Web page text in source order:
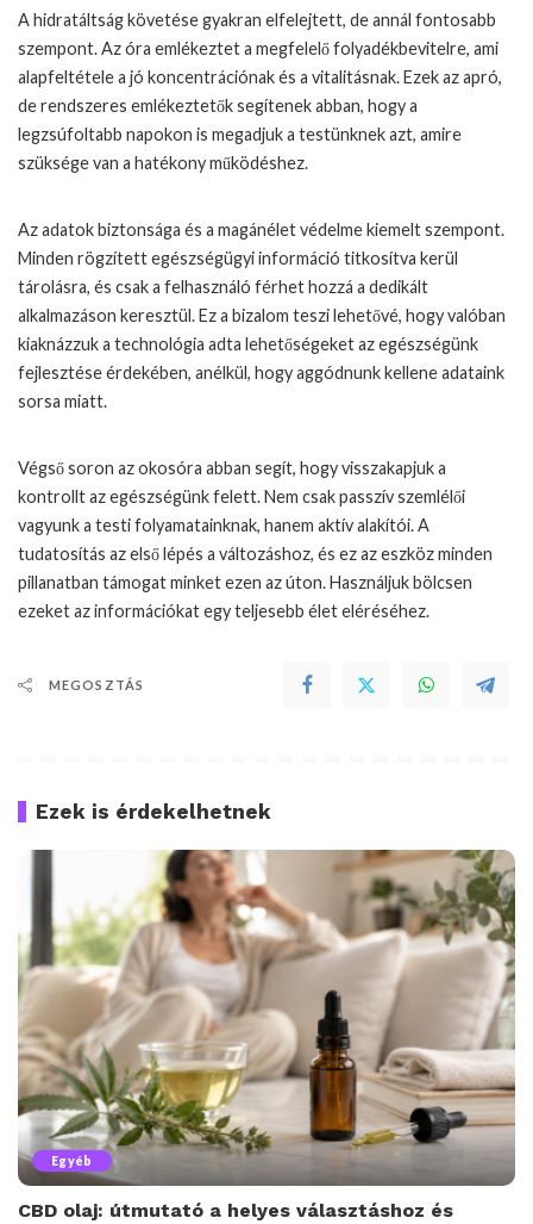
A hidratáltság követése gyakran elfelejtett, de annál fontosabb
szempont. Az óra emlékeztet a megfelelő folyadékbevitelre, ami
alapfeltétele a jó koncentrációnak és a vitalitásnak. Ezek az apró,
de rendszeres emlékeztetők segítenek abban, hogy a
legzsúfoltabb napokon is megadjuk a testünknek azt, amire
szüksége van a hatékony működéshez.
Az adatok biztonsága és a magánélet védelme kiemelt szempont.
Minden rögzített egészségügyi információ titkosítva kerül
tárolásra, és csak a felhasználó férhet hozzá a dedikált
alkalmazáson keresztül. Ez a bizalom teszi lehetővé, hogy valóban
kiaknázzuk a technológia adta lehetőségeket az egészségünk
fejlesztése érdekében, anélkül, hogy aggódnunk kellene adataink
sorsa miatt.
Végső soron az okosóra abban segít, hogy visszakapjuk a
kontrollt az egészségünk felett. Nem csak passzív szemlélői
vagyunk a testi folyamatainknak, hanem aktív alakítói. A
tudatosítás az első lépés a változáshoz, és ez az eszköz minden
pillanatban támogat minket ezen az úton. Használjuk bölcsen
ezeket az információkat egy teljesebb élet eléréséhez.
MEGOSZTÁS
Ezek is érdekelhetnek
Egyéb
CBD olaj: útmutató a helyes választáshoz és